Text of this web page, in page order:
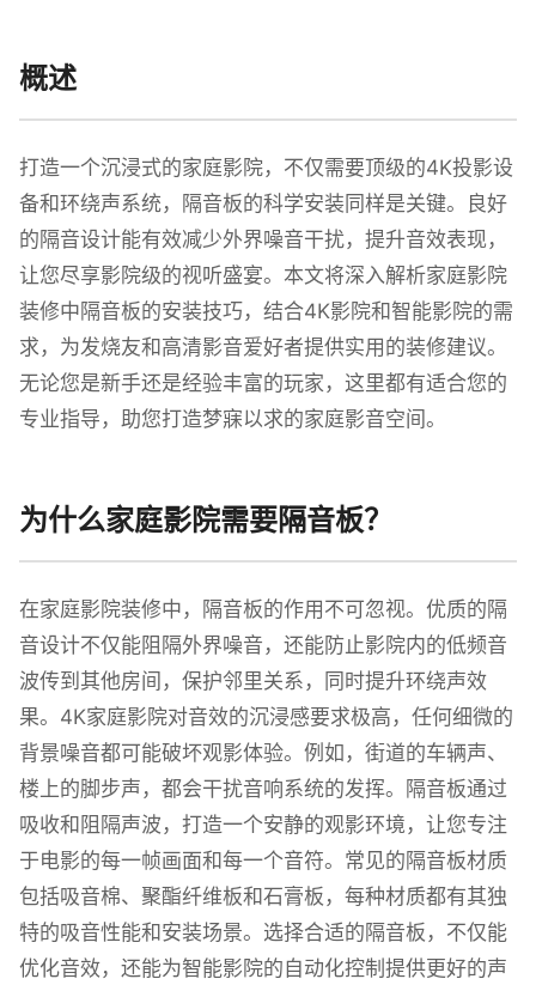
概述
打造一个沉浸式的家庭影院，不仅需要顶级的4K投影设
备和环绕声系统，隔音板的科学安装同样是关键。良好
的隔音设计能有效减少外界噪音干扰，提升音效表现，
让您尽享影院级的视听盛宴。本文将深入解析家庭影院
装修中隔音板的安装技巧，结合4K影院和智能影院的需
求，为发烧友和高清影音爱好者提供实用的装修建议。
无论您是新手还是经验丰富的玩家，这里都有适合您的
专业指导，助您打造梦寐以求的家庭影音空间。
为什么家庭影院需要隔音板？
在家庭影院装修中，隔音板的作用不可忽视。优质的隔
音设计不仅能阻隔外界噪音，还能防止影院内的低频音
波传到其他房间，保护邻里关系，同时提升环绕声效
果。4K家庭影院对音效的沉浸感要求极高，任何细微的
背景噪音都可能破坏观影体验。例如，街道的车辆声、
楼上的脚步声，都会干扰音响系统的发挥。隔音板通过
吸收和阻隔声波，打造一个安静的观影环境，让您专注
于电影的每一帧画面和每一个音符。常见的隔音板材质
包括吸音棉、聚酯纤维板和石膏板，每种材质都有其独
特的吸音性能和安装场景。选择合适的隔音板，不仅能
优化音效，还能为智能影院的自动化控制提供更好的声